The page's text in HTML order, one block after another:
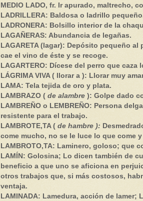
MEDIO LADO, fr. Ir apurado, maltrecho,
LADRILLERA: Baldosa o ladrillo
LADRONERA: Bolsillo interior de la
LAGAÑERAS: Abundancia de legañas.
LAGARETA (lagar): Depósito pequeño al
cae el vino de éste y se recoge.
LAGARTERO: Dícese del perro que caza
LÁGRIMA VIVA ( llorar a ): Llorar muy
LAMA: Tela tejida de oro y plata.
LAMBRAZO ( de alambre ): Golpe dado
LAMBREÑO o LEMBREÑO: Persona
resistente para el trabajo.
LAMBROTE,TA ( de hambre ):
come mucho, no se le luce lo que come
LAMBROTO,TA: Laminero, goloso; que
LAMÍN: Golosina; Lo dicen también de
beneficio a que uno se aficiona en
otros trabajos que, si más costosos,
ventaja.
LAMINADA: Lamedura, acción de lamer;